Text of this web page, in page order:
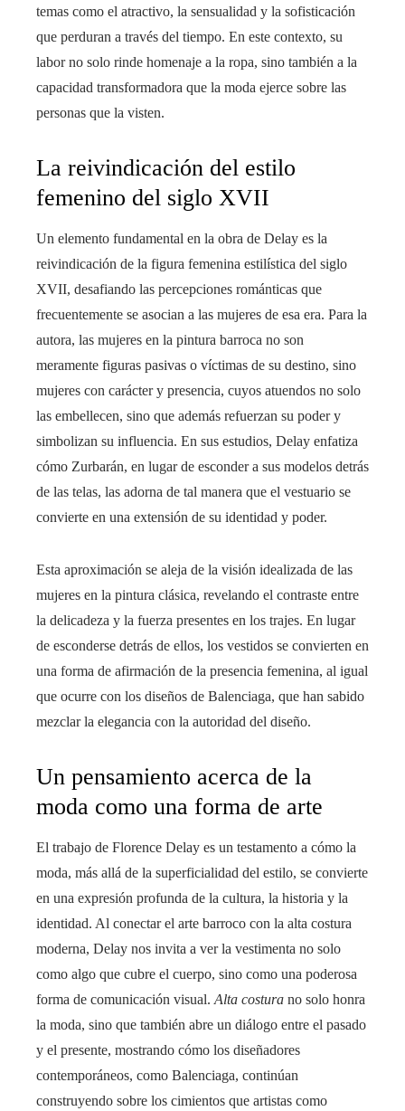
temas como el atractivo, la sensualidad y la sofisticación
que perduran a través del tiempo. En este contexto, su
labor no solo rinde homenaje a la ropa, sino también a la
capacidad transformadora que la moda ejerce sobre las
personas que la visten.
La reivindicación del estilo
femenino del siglo XVII
Un elemento fundamental en la obra de Delay es la
reivindicación de la figura femenina estilística del siglo
XVII, desafiando las percepciones románticas que
frecuentemente se asocian a las mujeres de esa era. Para la
autora, las mujeres en la pintura barroca no son
meramente figuras pasivas o víctimas de su destino, sino
mujeres con carácter y presencia, cuyos atuendos no solo
las embellecen, sino que además refuerzan su poder y
simbolizan su influencia. En sus estudios, Delay enfatiza
cómo Zurbarán, en lugar de esconder a sus modelos detrás
de las telas, las adorna de tal manera que el vestuario se
convierte en una extensión de su identidad y poder.
Esta aproximación se aleja de la visión idealizada de las
mujeres en la pintura clásica, revelando el contraste entre
la delicadeza y la fuerza presentes en los trajes. En lugar
de esconderse detrás de ellos, los vestidos se convierten en
una forma de afirmación de la presencia femenina, al igual
que ocurre con los diseños de Balenciaga, que han sabido
mezclar la elegancia con la autoridad del diseño.
Un pensamiento acerca de la
moda como una forma de arte
El trabajo de Florence Delay es un testamento a cómo la
moda, más allá de la superficialidad del estilo, se convierte
en una expresión profunda de la cultura, la historia y la
identidad. Al conectar el arte barroco con la alta costura
moderna, Delay nos invita a ver la vestimenta no solo
como algo que cubre el cuerpo, sino como una poderosa
forma de comunicación visual. Alta costura no solo honra
la moda, sino que también abre un diálogo entre el pasado
y el presente, mostrando cómo los diseñadores
contemporáneos, como Balenciaga, continúan
construyendo sobre los cimientos que artistas como